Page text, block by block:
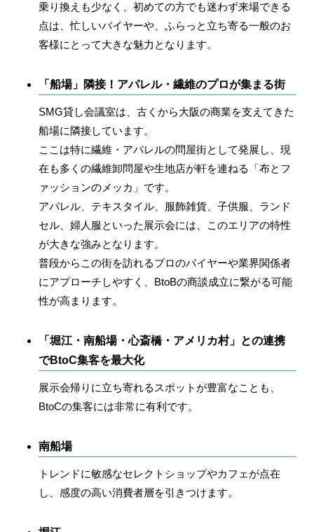
乗り換えも少なく、初めての方でも迷わず来場できる
点は、忙しいバイヤーや、ふらっと立ち寄る一般のお
客様にとって大きな魅力となります。
「船場」隣接！アパレル・繊維のプロが集まる街
SMG貸し会議室は、古くから大阪の商業を支えてきた
船場に隣接しています。
ここは特に繊維・アパレルの問屋街として発展し、現
在も多くの繊維卸問屋や生地店が軒を連ねる「布とフ
ァッションのメッカ」です。
アパレル、テキスタイル、服飾雑貨、子供服、ランド
セル、婦人服といった展示会には、このエリアの特性
が大きな強みとなります。
普段からこの街を訪れるプロのバイヤーや業界関係者
にアプローチしやすく、BtoBの商談成立に繋がる可能
性が高まります。
「堀江・南船場・心斎橋・アメリカ村」との連携
でBtoC集客を最大化
展示会帰りに立ち寄れるスポットが豊富なことも、
BtoCの集客には非常に有利です。
南船場
トレンドに敏感なセレクトショップやカフェが点在
し、感度の高い消費者層を引きつけます。